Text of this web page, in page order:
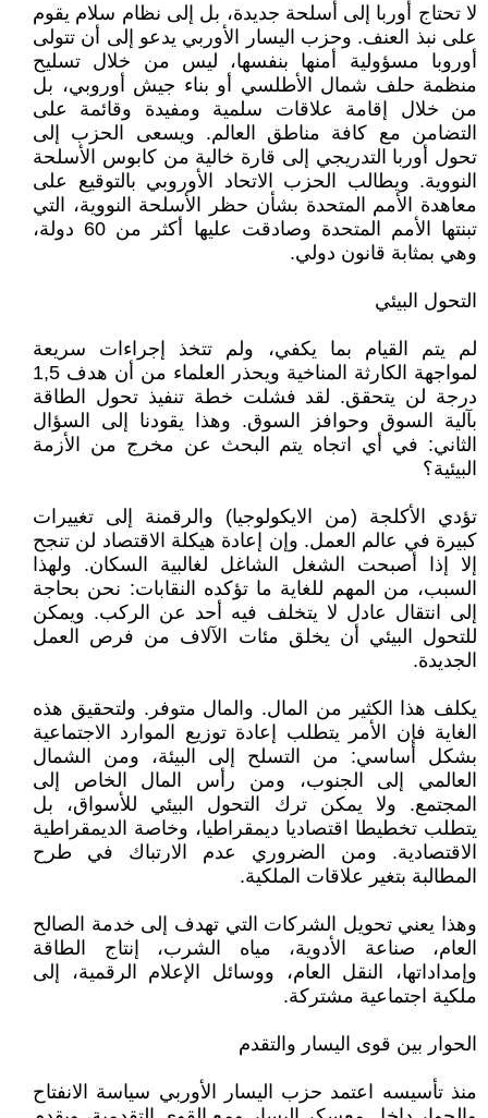
لا تحتاج أوربا إلى أسلحة جديدة، بل إلى نظام سلام يقوم
على نبذ العنف. وحزب اليسار الأوربي يدعو إلى أن تتولى
أوروبا مسؤولية أمنها بنفسها، ليس من خلال تسليح
منظمة حلف شمال الأطلسي أو بناء جيش أوروبي، بل
من خلال إقامة علاقات سلمية ومفيدة وقائمة على
التضامن مع كافة مناطق العالم. ويسعى الحزب إلى
تحول أوربا التدريجي إلى قارة خالية من كابوس الأسلحة
النووية. ويطالب الحزب الاتحاد الأوروبي بالتوقيع على
معاهدة الأمم المتحدة بشأن حظر الأسلحة النووية، التي
تبنتها الأمم المتحدة وصادقت عليها أكثر من 60 دولة،
وهي بمثابة قانون دولي.
التحول البيئي
لم يتم القيام بما يكفي، ولم تتخذ إجراءات سريعة
لمواجهة الكارثة المناخية ويحذر العلماء من أن هدف 1,5
درجة لن يتحقق. لقد فشلت خطة تنفيذ تحول الطاقة
بآلية السوق وحوافز السوق. وهذا يقودنا إلى السؤال
الثاني: في أي اتجاه يتم البحث عن مخرج من الأزمة
البيئية؟
تؤدي الأكلجة (من الايكولوجيا) والرقمنة إلى تغييرات
كبيرة في عالم العمل. وإن إعادة هيكلة الاقتصاد لن تنجح
إلا إذا أصبحت الشغل الشاغل لغالبية السكان. ولهذا
السبب، من المهم للغاية ما تؤكده النقابات: نحن بحاجة
إلى انتقال عادل لا يتخلف فيه أحد عن الركب. ويمكن
للتحول البيئي أن يخلق مئات الآلاف من فرص العمل
الجديدة.
يكلف هذا الكثير من المال. والمال متوفر. ولتحقيق هذه
الغاية فإن الأمر يتطلب إعادة توزيع الموارد الاجتماعية
بشكل أساسي: من التسلح إلى البيئة، ومن الشمال
العالمي إلى الجنوب، ومن رأس المال الخاص إلى
المجتمع. ولا يمكن ترك التحول البيئي للأسواق، بل
يتطلب تخطيطا اقتصاديا ديمقراطيا، وخاصة الديمقراطية
الاقتصادية. ومن الضروري عدم الارتباك في طرح
المطالبة بتغير علاقات الملكية.
وهذا يعني تحويل الشركات التي تهدف إلى خدمة الصالح
العام، صناعة الأدوية، مياه الشرب، إنتاج الطاقة
وإمداداتها، النقل العام، ووسائل الإعلام الرقمية، إلى
ملكية اجتماعية مشتركة.
الحوار بين قوى اليسار والتقدم
منذ تأسيسه اعتمد حزب اليسار الأوربي سياسة الانفتاح